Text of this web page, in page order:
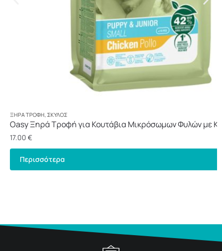
ΞΗΡΆ ΤΡΟΦΉ, ΣΚΎΛΟΣ
Oasy Ξηρά Τροφή για Κουτάβια Μικρόσωμων Φυλών με
17.00 €
Περισσότερα